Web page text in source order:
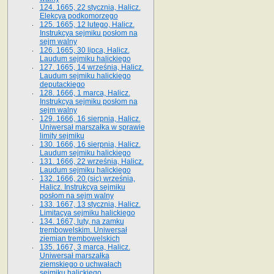
124. 1665, 22 stycznia, Halicz.
Elekcya podkomorzego
125. 1665, 12 lutego, Halicz.
Instrukcya sejmiku posłom na
sejm walny
126. 1665, 30 lipca, Halicz.
Laudum sejmiku halickiego
127. 1665, 14 września, Halicz.
Laudum sejmiku halickiego
deputackiego
128. 1666, 1 marca, Halicz.
Instrukcya sejmiku posłom na
sejm walny
129. 1666, 16 sierpnia, Halicz.
Uniwersał marszałka w sprawie
limity sejmiku
130. 1666, 16 sierpnia, Halicz.
Laudum sejmiku halickiego
131. 1666, 22 września, Halicz.
Laudum sejmiku halickiego
132. 1666, 20 (sic) września,
Halicz. Instrukcya sejmiku
posłom na sejm walny
133. 1667, 13 stycznia, Halicz.
Limitacya sejmiku halickiego
134. 1667, luty, na zamku
trembowelskim. Uniwersał
ziemian trembowelskich
135. 1667, 3 marca, Halicz.
Uniwersał marszałka
ziemskiego o uchwałach